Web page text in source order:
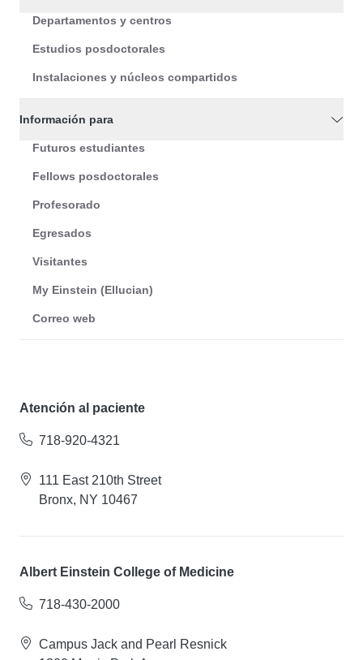
Departamentos y centros
Estudios posdoctorales
Instalaciones y núcleos compartidos
Información para
Futuros estudiantes
Fellows posdoctorales
Profesorado
Egresados
Visitantes
My Einstein (Ellucian)
Correo web
Atención al paciente
718-920-4321
111 East 210th Street
Bronx, NY 10467
Albert Einstein College of Medicine
718-430-2000
Campus Jack and Pearl Resnick